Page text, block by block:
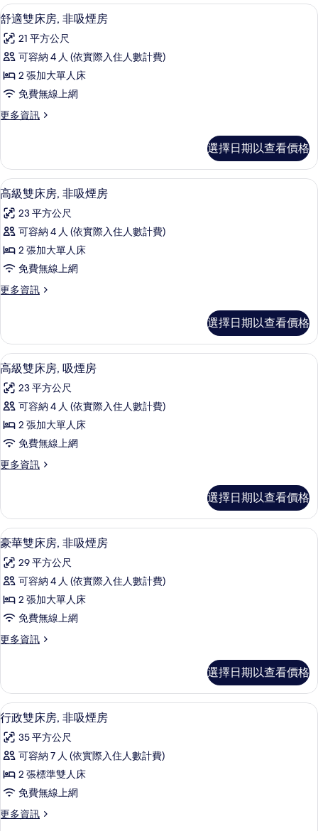
(Japanese
Suite
"Nagomi")
的
所
有
房,
非
煙
房
(Japanese
Suite
"Nagomi")
詳
顯
示
舒
適
雙
房,
吸
煙
房
的
所
有
相
片
舒適雙床房, 非吸煙房 | 客房內保險箱
9
舒適雙床房, 非吸煙房
21 平方公尺
可容納 4 人 (依實際入住人數計費)
2 張加大單人床
免費無線上網
更多資訊
更
雙
床
房,
吸
煙
的
詳
選擇日期以查看價格
顯
示
高
級
雙
房,
吸
煙
房
的
所
有
相
片
客房內保險箱、書桌、遮光布/窗簾、
8
高級雙床房, 非吸煙房
23 平方公尺
可容納 4 人 (依實際入住人數計費)
2 張加大單人床
免費無線上網
更多資訊
更
雙
床
房,
吸
煙
的
詳
選擇日期以查看價格
顯
示
高
級
雙
房,
煙
房
的
所
有
相
片
客房內保險箱、書桌、遮光布/窗簾、
8
高級雙床房, 吸煙房
23 平方公尺
可容納 4 人 (依實際入住人數計費)
2 張加大單人床
免費無線上網
更多資訊
更
雙
床
房,
煙
房
詳
情
選擇日期以查看價格
顯
示
豪
華
雙
房,
吸
煙
房
的
所
有
相
片
客房內保險箱、書桌、遮光布/窗簾、
7
豪華雙床房, 非吸煙房
29 平方公尺
可容納 4 人 (依實際入住人數計費)
2 張加大單人床
免費無線上網
更多資訊
更
雙
床
房,
非
吸
煙
的
詳
選擇日期以查看價格
顯
示
行
政
雙
房,
客房內保險箱、書桌、遮光布/窗簾、
8
行政雙床房, 非吸煙房
35 平方公尺
可容納 7 人 (依實際入住人數計費)
2 張標準雙人床
免費無線上網
更多資訊
更